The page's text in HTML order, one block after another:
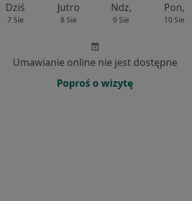
Dziś
7 Sie
Jutro
8 Sie
Ndz,
9 Sie
Pon,
10 Sie
Umawianie online nie jest dostępne
Poproś o wizytę